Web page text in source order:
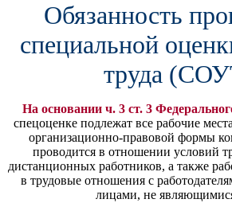
Обязанность
специальной
труда
На основании ч. 3 ст. 3
спецоценке подлежат все рабочие
организационно-правовой формы
проводится в отношении условий
дистанционных работников, а также
в трудовые отношения с
лицами, не